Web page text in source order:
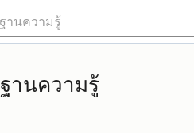
ฐานความรู้